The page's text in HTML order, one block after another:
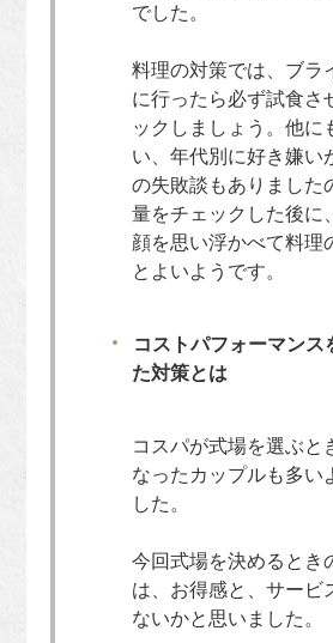
でした。
料理の対策では、ブラ
に行ったら必ず試食さ
ックしましょう。他に
い、年代別に好き嫌い
の失敗談もありました
量をチェックした後に
顔を思い浮かべて料理
とよいようです。
コストパフォーマンス
た対策とは
コスパが式場を選ぶと
なったカップルも多い
した。
今回式場を決めるとき
は、お得感と、サービ
ないかと思いました。